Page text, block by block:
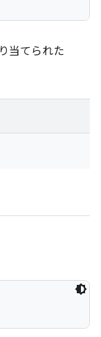
当てられた